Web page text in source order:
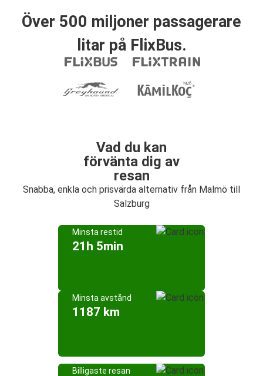
Över 500 miljoner passagerare
litar på FlixBus.
Vad du kan
förvänta dig av
resan
Snabba, enkla och prisvärda alternativ från Malmö till
Salzburg
Minsta restid
21h 5min
Minsta avstånd
1187 km
Billigaste resan